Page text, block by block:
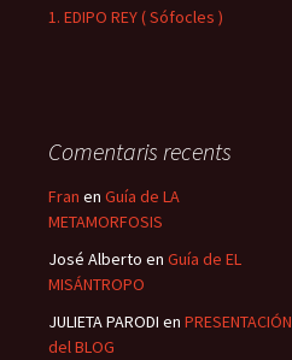
1. EDIPO REY ( Sófocles )
Comentaris recents
Fran en Guía de LA
METAMORFOSIS
José Alberto en Guía de EL
MISÁNTROPO
JULIETA PARODI en PRESENTACIÓN
del BLOG